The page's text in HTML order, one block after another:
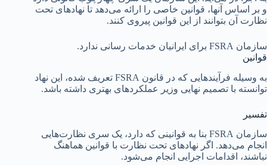
و بر اساس آنها، قوانین خاصی را ارائه می‌دهد تا نهادهای تحت
نظارت آن بتوانند از این قوانین پیروی کنند.
سازمان FSRA برای ایرانیان خدمات رسانی ندارد.
قوانین
به وسیله فرآیندهایی که در قانون FSRA تعریف شده، این نهاد
توانسته با تصمیم نهایی وزیر عملکردهای بهتری داشته باشد.
تفسیر
سازمان FSRA بنا به قوانینی که دارد، یک سری نظارت‌هایی
انجام می‌دهد. اگر نهادهای تحت نظارت با قوانین هماهنگ
نباشند، اقدامات اجرایی انجام می‌شود.